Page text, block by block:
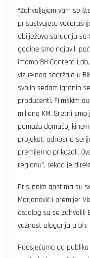
“Zahvaljujem vam se
prisustvujete
obilježava saradnju sa
godine smo najavili
imamo BH Content
vizuelnog sadržaja u
svojih sedam igranih
producenti. Filmskim
miliona KM. Sretni
pomažu domaćoj
projekat, odnosno
premijerno prikazali.
regionu”, rekao je
Prisutnim gostima su
Marjanović i premijer
ostalog su se zahvalili
važnost ulaganja u
Podsjećamo da